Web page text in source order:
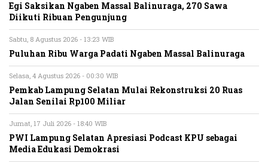
Egi Saksikan Ngaben Massal Balinuraga, 270 Sawa
Diikuti Ribuan Pengunjung
Sabtu, 8 Agustus 2026 - 13:23 WIB
Puluhan Ribu Warga Padati Ngaben Massal Balinuraga
Selasa, 4 Agustus 2026 - 00:30 WIB
Pemkab Lampung Selatan Mulai Rekonstruksi 20 Ruas
Jalan Senilai Rp100 Miliar
Jumat, 17 Juli 2026 - 18:40 WIB
PWI Lampung Selatan Apresiasi Podcast KPU sebagai
Media Edukasi Demokrasi